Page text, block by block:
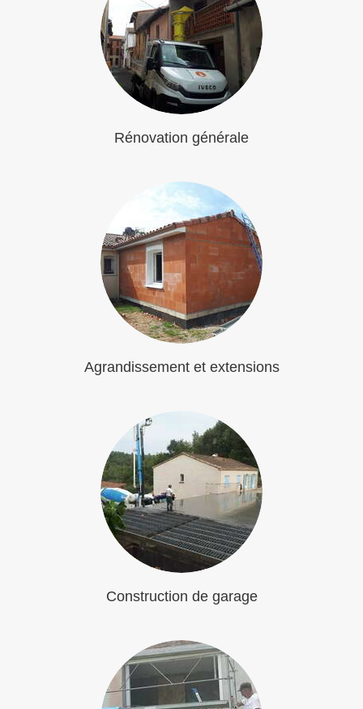
Rénovation générale
Agrandissement et extensions
Construction de garage